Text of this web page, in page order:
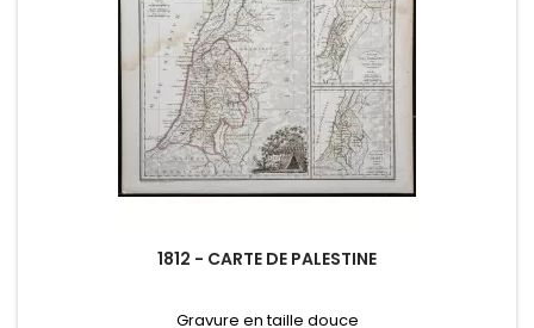
1812 - CARTE DE PALESTINE
Gravure en taille douce